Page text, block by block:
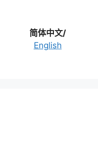
简体中文/
English